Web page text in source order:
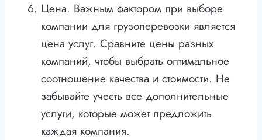
Цена. Важным фактором при выборе
компании для грузоперевозки является
цена услуг. Сравните цены разных
компаний, чтобы выбрать оптимальное
соотношение качества и стоимости. Не
забывайте учесть все дополнительные
услуги, которые может предложить
каждая компания.